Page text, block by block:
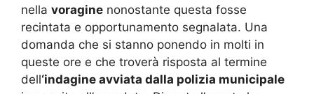
nella voragine nonostante questa fosse
recintata e opportunamento segnalata. Una
domanda che si stanno ponendo in molti in
queste ore e che troverà risposta al termine
dell‘indagine avviata dalla polizia municipale